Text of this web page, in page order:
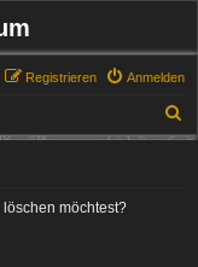
Anmelden
Registrieren
u
möchtest?